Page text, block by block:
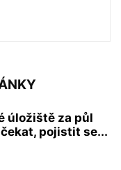
úložiště za půl
pojistit se...